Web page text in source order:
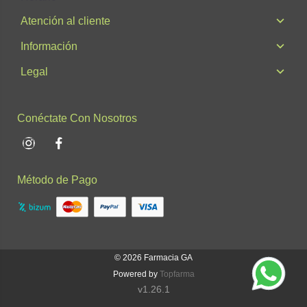
Atención al cliente
Información
Legal
Conéctate Con Nosotros
InstagramFacebook
Método de Pago
© 2026 Farmacia GA
Powered by Topfarma
v1.26.1